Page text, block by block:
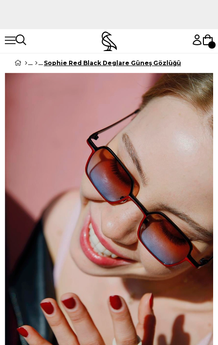
Sophie Red Black Deglare Güneş Gözlüğü